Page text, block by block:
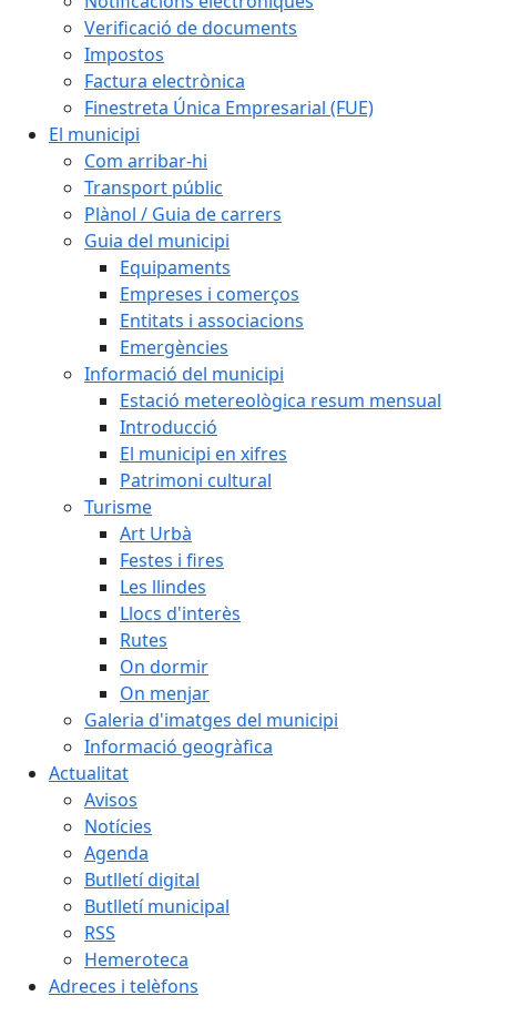
Verificació de documents
Impostos
Factura electrònica
Finestreta Única Empresarial (FUE)
El municipi
Com arribar-hi
Transport públic
Plànol / Guia de carrers
Guia del municipi
Equipaments
Empreses i comerços
Entitats i associacions
Emergències
Informació del municipi
Estació metereològica resum mensual
Introducció
El municipi en xifres
Patrimoni cultural
Turisme
Art Urbà
Festes i fires
Les llindes
Llocs d'interès
Rutes
On dormir
On menjar
Galeria d'imatges del municipi
Informació geogràfica
Actualitat
Avisos
Notícies
Agenda
Butlletí digital
Butlletí municipal
RSS
Hemeroteca
Adreces i telèfons